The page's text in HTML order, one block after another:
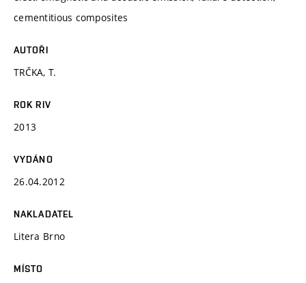
cementitious composites
AUTOŘI
TRČKA, T.
ROK RIV
2013
VYDÁNO
26.04.2012
NAKLADATEL
Litera Brno
MÍSTO